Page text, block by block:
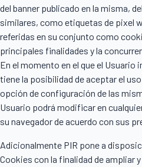
del banner publicado en la misma,
similares, como etiquetas de pixel
referidas en su conjunto como
principales finalidades y la
En el momento en el que el Usuario
tiene la posibilidad de aceptar el
opción de configuración de las
Usuario podrá modificar en
su navegador de acuerdo con sus
Adicionalmente PIR pone a
Cookies con la finalidad de ampliar